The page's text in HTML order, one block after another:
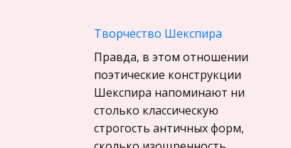
Финансовое право
История государства и
права зарубежных стран
География, Экономическая
география
Физика
Творчество Шекспира
Правда, в этом отношении
поэтические конструкции
Шекспира напоминают ни
столько классическую
строгость античных форм,